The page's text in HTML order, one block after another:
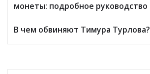
монеты: подробное руководство
В чем обвиняют Тимура Турлова?